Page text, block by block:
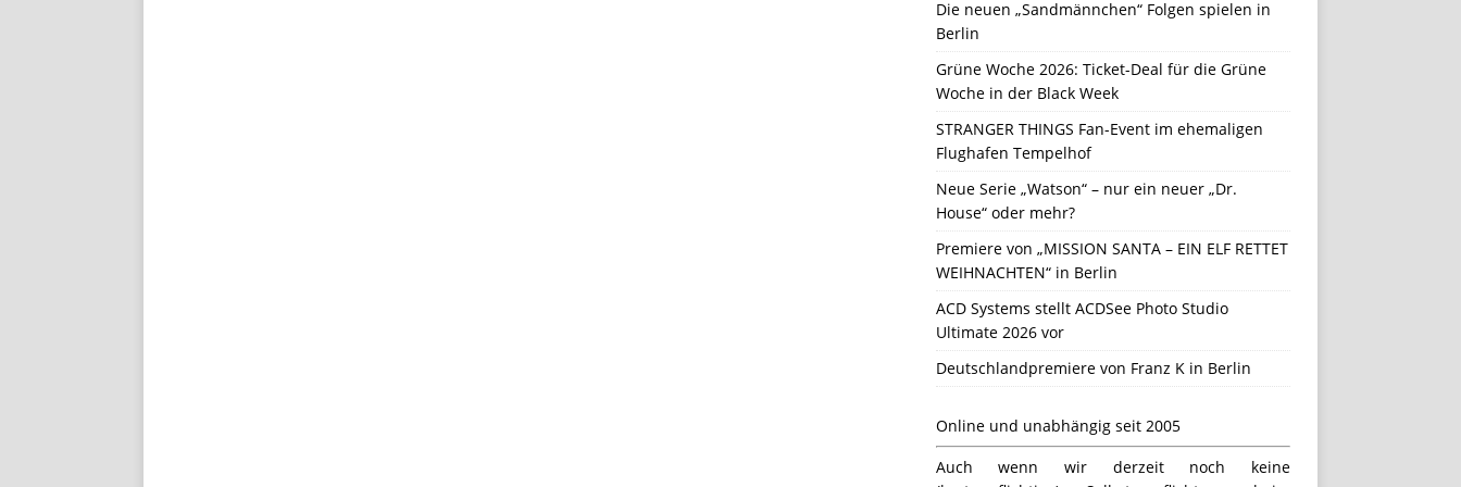
Die neuen „Sandmännchen“ Folgen spielen in
Berlin
Grüne Woche 2026: Ticket-Deal für die Grüne
Woche in der Black Week
STRANGER THINGS Fan-Event im ehemaligen
Flughafen Tempelhof
Neue Serie „Watson“ – nur ein neuer „Dr.
House“ oder mehr?
Premiere von „MISSION SANTA – EIN ELF RETTET
WEIHNACHTEN“ in Berlin
ACD Systems stellt ACDSee Photo Studio
Ultimate 2026 vor
Deutschlandpremiere von Franz K in Berlin
Online und unabhängig seit 2005
Auch wenn wir derzeit noch keine